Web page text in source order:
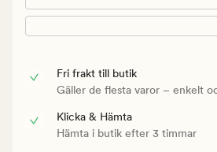
Fri frakt till butik
Gäller de flesta varor – enkelt
Klicka & Hämta
Hämta i butik efter 3 timmar